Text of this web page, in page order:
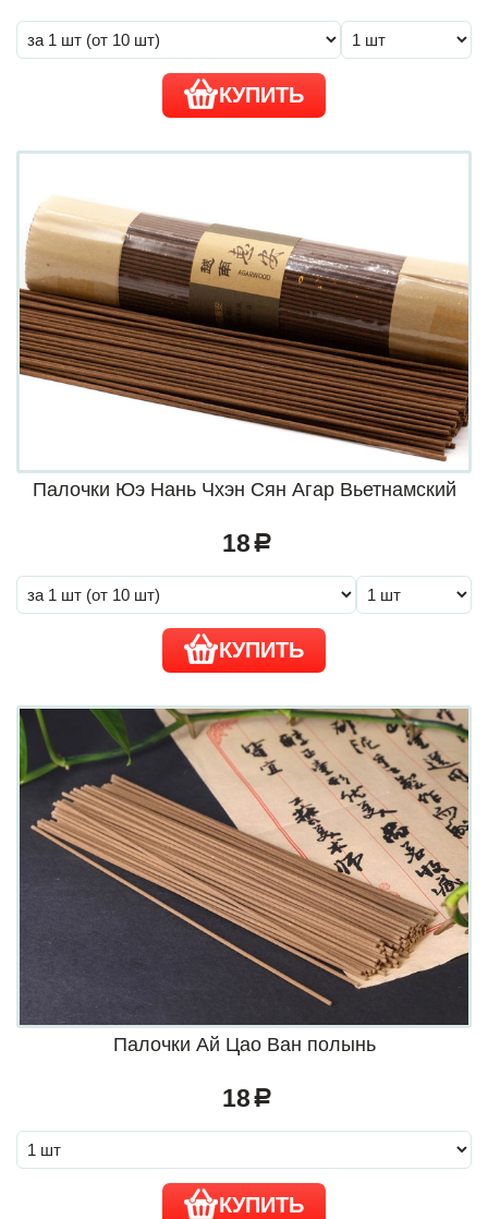
КУПИТЬ
Палочки Юэ Нань Чхэн Сян Агар Вьетнамский
18 a
КУПИТЬ
Палочки Ай Цао Ван полынь
18 a
КУПИТЬ